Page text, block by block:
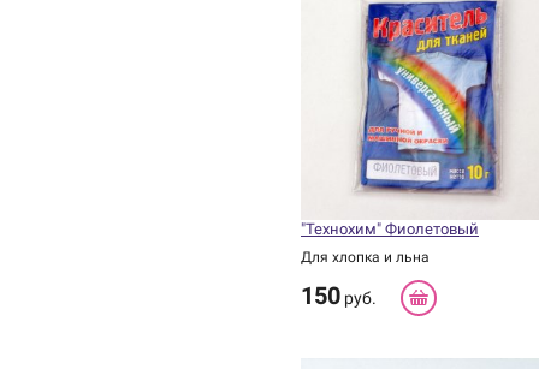
"Технохим" Фиолетовый
Для хлопка и льна
150 руб.